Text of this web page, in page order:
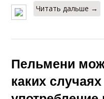
Читать дальше →
Пельмени
каких